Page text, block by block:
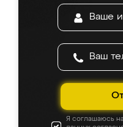
Я соглашаюсь